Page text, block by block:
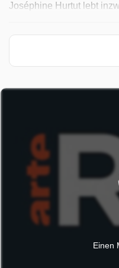
Joséphine Hurtut lebt
Arbeit in der Pariser
Heute fühlt sie sich ohne
im Einklang mit sich
Campingplatz, auf dem
Viele ihrer Gäste
eines gemeinsam: den
Delphine selbst hat
anderen Mut machen.
frei ein Leben ohne
ein gemeinsamer
Campingplatz macht.Einen